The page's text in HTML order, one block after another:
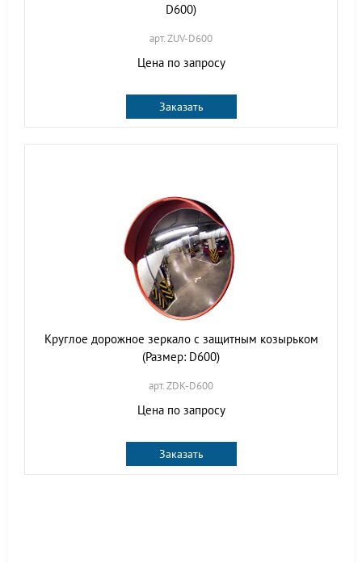
D600)
арт. ZUV-D600
Цена по запросу
Заказать
Круглое дорожное зеркало с защитным козырьком
(Размер: D600)
арт. ZDK-D600
Цена по запросу
Заказать